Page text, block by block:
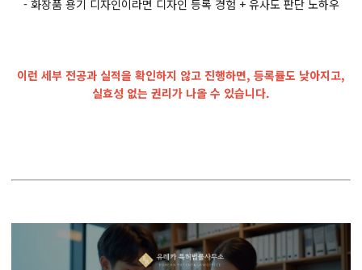
- 화장품 용기 디자인이라면 디자인 등록 경험 + 유사도 판단 노하우
이런 세부 전공과 실적을 확인하지 않고 진행하면, 등록률도 낮아지고,
실효성 없는 권리가 나올 수 있습니다.